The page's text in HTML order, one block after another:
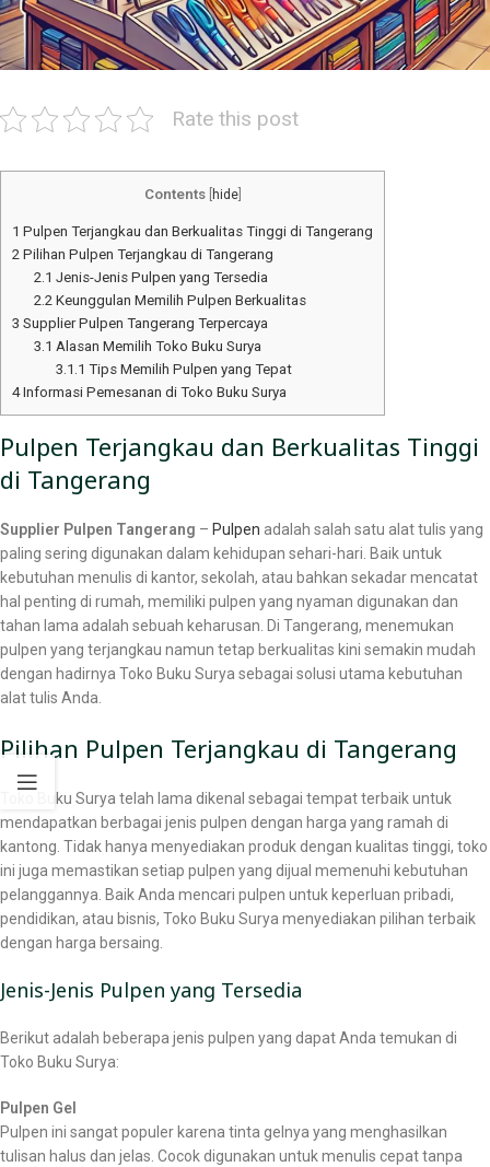
Rate this post
Contents hide]
1 Pulpen Terjangkau dan Berkualitas Tinggi di Tangerang
2 Pilihan Pulpen Terjangkau di Tangerang
2.1 Jenis-Jenis Pulpen yang Tersedia
2.2Keunggulan Memilih Pulpen Berkualitas
3 Supplier Pulpen Tangerang Terpercaya
3.1 Alasan Memilih Toko Buku Surya
3.1.1 Tips Memilih Pulpen yang Tepat
4Informasi Pemesanan di Toko Buku Surya
Pulpen Terjangkau dan Berkualitas Tinggi
di Tangerang
Supplier Pulpen Tangerang – Pulpen adalah salah satu alat tulis yang
paling sering digunakan dalam kehidupan sehari-hari. Baik untuk
kebutuhan menulis di kantor, sekolah, atau bahkan sekadar mencatat
hal penting di rumah, memiliki pulpen yang nyaman digunakan dan
tahan lama adalah sebuah keharusan. Di Tangerang, menemukan
pulpen yang terjangkau namun tetap berkualitas kini semakin mudah
dengan hadirnya Toko Buku Surya sebagai solusi utama kebutuhan
alat tulis Anda.
Pilihan Pulpen Terjangkau di Tangerang
Toko Buku Surya telah lama dikenal sebagai tempat terbaik untuk
mendapatkan berbagai jenis pulpen dengan harga yang ramah di
kantong. Tidak hanya menyediakan produk dengan kualitas tinggi, toko
ini juga memastikan setiap pulpen yang dijual memenuhi kebutuhan
pelanggannya. Baik Anda mencari pulpen untuk keperluan pribadi,
pendidikan, atau bisnis, Toko Buku Surya menyediakan pilihan terbaik
dengan harga bersaing.
Jenis-Jenis Pulpen yang Tersedia
Berikut adalah beberapa jenis pulpen yang dapat Anda temukan di
Toko Buku Surya:
Pulpen Gel
Pulpen ini sangat populer karena tinta gelnya yang menghasilkan
tulisan halus dan jelas. Cocok digunakan untuk menulis cepat tanpa